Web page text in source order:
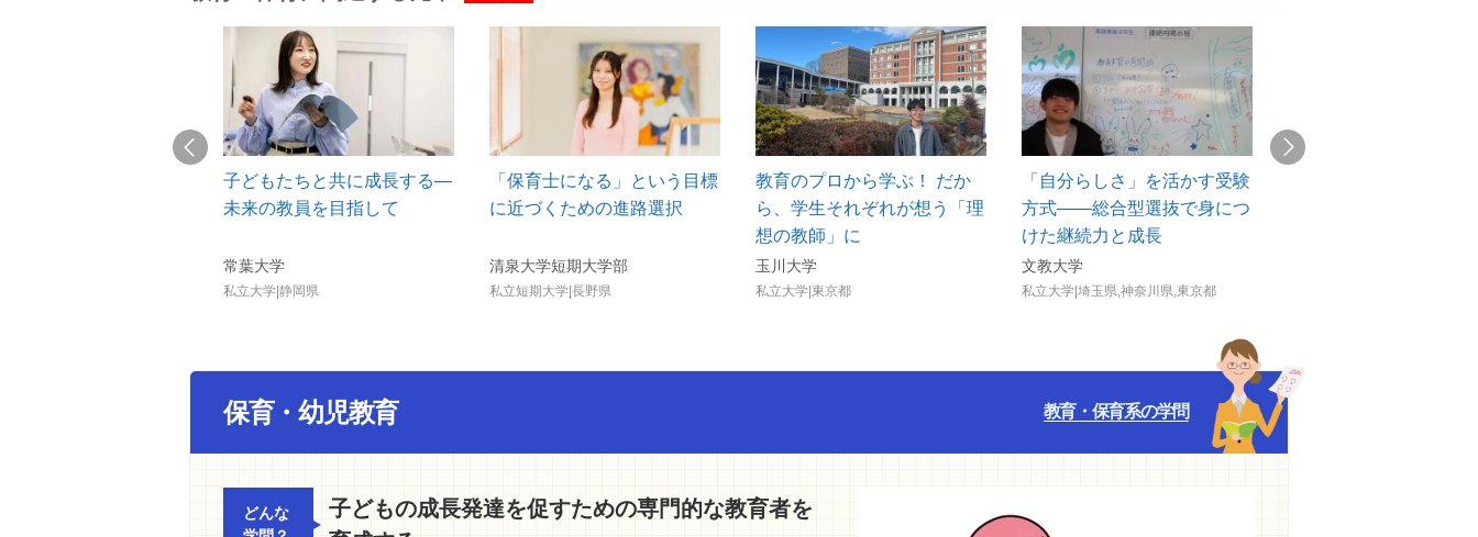
子どもたちと共に成長する―
未来の教員を目指して
常葉大学
私立大学|静岡県
「保育士になる」という目標
に近づくための進路選択
清泉大学短期大学部
私立短期大学|長野県
教育のプロから学ぶ！ だか
ら、学生それぞれが想う「理
想の教師」に
玉川大学
私立大学|東京都
「自分らしさ」を活かす受験
方式――総合型選抜で身につ
けた継続力と成長
文教大学
私立大学|埼玉県,神奈川県,東京都
保育・幼児教育 教育・保育系の学問
どんな
子どもの成長発達を促すための専門的な教育者を